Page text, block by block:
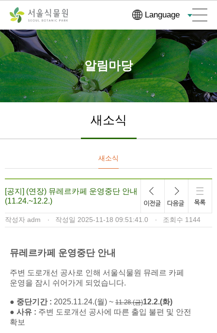
츠
바
로
가
기
본문으로
바로가기
Language
알림마당
새소식
새소식
[공지] (연장) 뮤레르카페 운영중단 안내
(11.24.~12.2.)
작성자 adm 작성일 2025-11-18 09:51:41.0 조회수 1144
뮤레르카페 운영중단 안내
주변 도로개선 공사로 인해 서울식물원 뮤레르 카페
운영을 잠시 쉬어가게 되었습니다.
● 중단기간 : 2025.11.24.(월) ~ 11.28.(금)12.2.(화)
● 사유 : 주변 도로개선 공사에 따른 출입 불편 및 안전
확보